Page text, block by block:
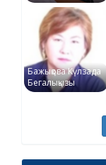
Бажықова Күлзада
Бегалықызы